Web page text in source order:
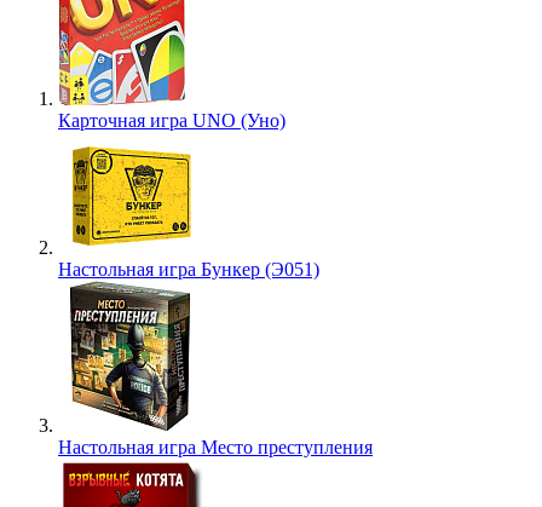
Карточная игра UNO (Уно)
Настольная игра Бункер (Э051)
Настольная игра Место преступления